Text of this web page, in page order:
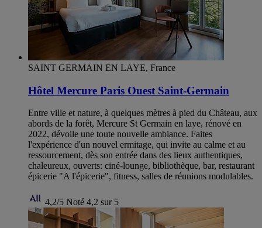
SAINT GERMAIN EN LAYE, France
Hôtel Mercure Paris Ouest Saint-Germain
Entre ville et nature, à quelques mètres à pied du Château, aux
abords de la forêt, Mercure St Germain en laye, rénové en
2022, dévoile une toute nouvelle ambiance. Faites
l'expérience d'un nouvel ermitage, qui invite au calme et au
ressourcement, dès son entrée dans des lieux authentiques,
chaleureux, ouverts: ciné-lounge, bibliothèque, bar, restaurant
épicerie "A l'épicerie", fitness, salles de réunions modulables.
4,2/5 Noté 4,2 sur 5